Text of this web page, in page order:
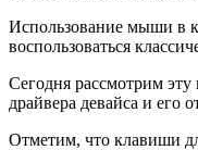
Использование мыши в
воспользоваться
Сегодня рассмотрим
драйвера девайса и его
Отметим, что клавиши